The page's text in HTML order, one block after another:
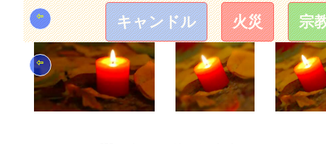
キャンドル 火災 宗
⇦
⇦